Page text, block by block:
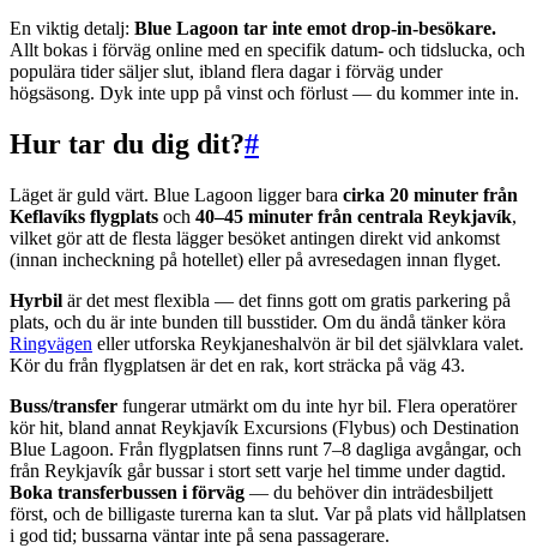
En viktig detalj: Blue Lagoon tar inte emot drop-in-besökare.
Allt bokas i förväg online med en specifik datum- och tidslucka, och
populära tider säljer slut, ibland flera dagar i förväg under
högsäsong. Dyk inte upp på vinst och förlust — du kommer inte in.
Hur tar du dig dit?#
Läget är guld värt. Blue Lagoon ligger bara cirka 20 minuter från
Keflavíks flygplats och 40–45 minuter från centrala Reykjavík,
vilket gör att de flesta lägger besöket antingen direkt vid ankomst
(innan incheckning på hotellet) eller på avresedagen innan flyget.
Hyrbil är det mest flexibla — det finns gott om gratis parkering på
plats, och du är inte bunden till busstider. Om du ändå tänker köra
Ringvägen eller utforska Reykjaneshalvön är bil det självklara valet.
Kör du från flygplatsen är det en rak, kort sträcka på väg 43.
Buss/transfer fungerar utmärkt om du inte hyr bil. Flera operatörer
kör hit, bland annat Reykjavík Excursions (Flybus) och Destination
Blue Lagoon. Från flygplatsen finns runt 7–8 dagliga avgångar, och
från Reykjavík går bussar i stort sett varje hel timme under dagtid.
Boka transferbussen i förväg — du behöver din inträdesbiljett
först, och de billigaste turerna kan ta slut. Var på plats vid hållplatsen
i god tid; bussarna väntar inte på sena passagerare.